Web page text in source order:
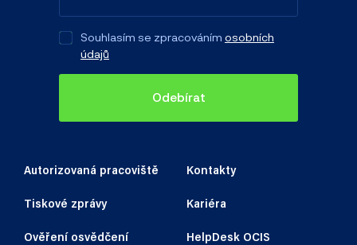
Autorizovaná pracoviště Kontakty
Tiskové zprávy Kariéra
Ověření osvědčení HelpDesk OCIS
Souhlasím se zpracováním osobních
údajů
Odebírat